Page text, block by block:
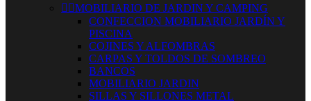
 MOBILIARIO DE JARDIN Y CAMPING
CONFECCION MOBILIARIO JARDÍN Y
PISCINA
COJINES Y ALFOMBRAS
CARPAS Y TOLDOS DE SOMBREO
BANCOS
MOBILIARIO JARDIN
SILLAS Y SILLONES METAL